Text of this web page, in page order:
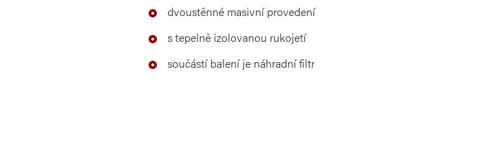
dvoustěnné masivní provedení
s tepelně izolovanou rukojetí
součástí balení je náhradní filtr